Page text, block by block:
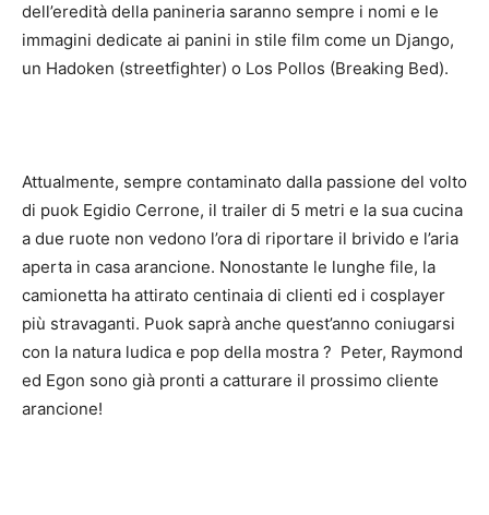
dell’eredità della panineria saranno sempre i nomi e le
immagini dedicate ai panini in stile film come un Django,
un Hadoken (streetfighter) o Los Pollos (Breaking Bed).
Attualmente, sempre contaminato dalla passione del volto
di puok Egidio Cerrone, il trailer di 5 metri e la sua cucina
a due ruote non vedono l’ora di riportare il brivido e l’aria
aperta in casa arancione. Nonostante le lunghe file, la
camionetta ha attirato centinaia di clienti ed i cosplayer
più stravaganti. Puok saprà anche quest’anno coniugarsi
con la natura ludica e pop della mostra ? Peter, Raymond
ed Egon sono già pronti a catturare il prossimo cliente
arancione!